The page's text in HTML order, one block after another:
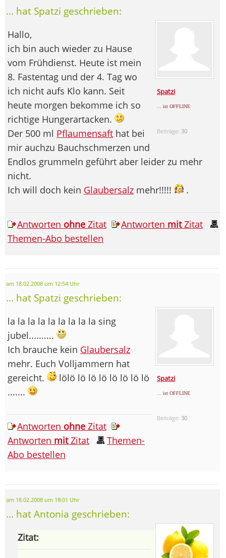
... hat Spatzi geschrieben:
Spatzi
... ist OFFLINE
Beiträge: 30
Hallo,
ich bin auch wieder zu Hause
vom Frühdienst. Heute ist mein
8. Fastentag und der 4. Tag wo
ich nicht aufs Klo kann. Seit
heute morgen bekomme ich so
richtige Hungerartacken.
Der 500 ml Pflaumensaft hat bei
mir auchzu Bauchschmerzen und
Endlos grummeln geführt aber leider zu mehr
nicht.
Ich will doch kein Glaubersalz mehr!!!!! .
Antworten ohne Zitat Antworten mitZitat
Themen-Abo bestellen
am 18.02.2008 um 12:54 Uhr
... hat Spatzi geschrieben:
Spatzi
... ist OFFLINE
Beiträge:30
la la la la la la la la la sing
jubel..........
Ich brauche kein Glaubersalz
mehr. Euch Volljammern hat
gereicht.
lölö lö lö lö lö lö lö lö
.......
Antworten ohne Zitat
Antworten mitZitat
Themen-
Abo bestellen
am 18.02.2008 um 18:01 Uhr
... hat Antonia geschrieben:
Zitat: